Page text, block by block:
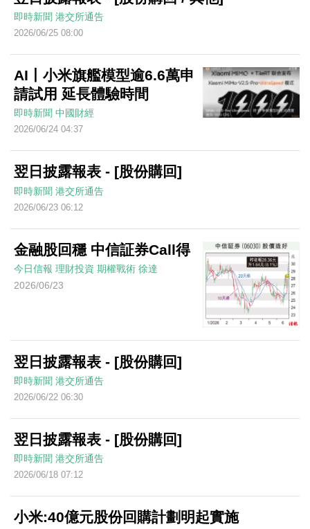
即時新聞 港交所通告
2026/06/25 08:00
AI丨小米旗艦模型逾6.6萬申
請試用 延長體驗時間
即時新聞 中國財經
2026/06/24 04:37
翌日披露報表 - [股份購回]
即時新聞 港交所通告
2026/06/23 06:12
金融股回穩 中信証券Call得
今日信報 理財投資 期權戰術 徐達
2026/06/23
翌日披露報表 - [股份購回]
即時新聞 港交所通告
2026/06/22 06:30
翌日披露報表 - [股份購回]
即時新聞 港交所通告
2026/06/18 07:12
小米:40億元股份回購計劃明起實施